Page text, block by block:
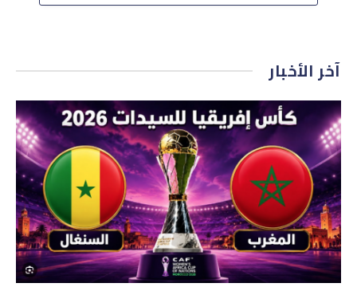
آخر الأخبار